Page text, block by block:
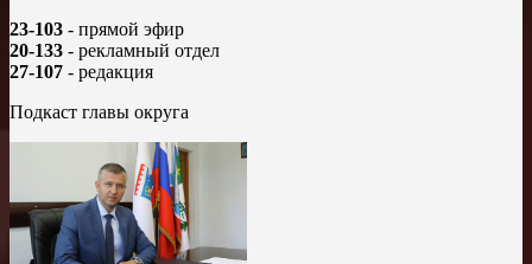
23-103 - прямой эфир
20-133 - рекламный отдел
27-107 - редакция
Подкаст главы округа